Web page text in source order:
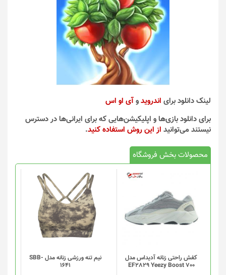
لینک دانلود برای اندرویدوآی او اس
برای دانلود بازی‌ها و اپلیکیشن‌هایی که برای ایرانی‌ها در دسترس
نیستند می‌توانید از این روش استفاده کنید.
محصولات بخش فروشگاه
کفش راحتی زنانه آدیداس مدل
EF2829 Yeezy Boost 700
نیم تنه ورزشی زنانه مدل SBB-
1641
این
محصول
دارای
انواع
مختلفی
می
گزینه
ها